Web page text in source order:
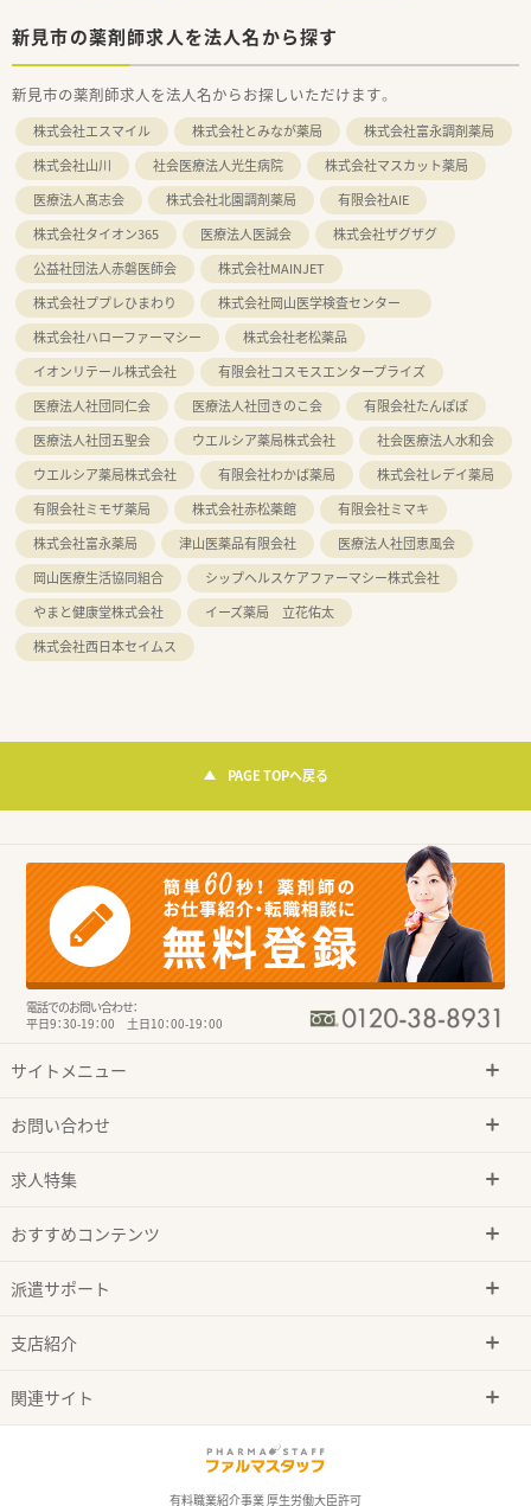
新見市の薬剤師求人を法人名から探す
新見市の薬剤師求人を法人名からお探しいただけます。
株式会社エスマイル 株式会社とみなが薬局
株式会社富永調剤薬局
株式会社山川
社会医療法人光生病院
株式会社マスカット薬局
医療法人髙志会
株式会社北園調剤薬局
有限会社AIE
株式会社タイオン365
医療法人医誠会
株式会社ザグザグ
公益社団法人赤磐医師会
株式会社MAINJET
株式会社ププレひまわり
株式会社岡山医学検査センター
株式会社ハローファーマシー
株式会社老松薬品
イオンリテール株式会社
有限会社コスモスエンタープライズ
医療法人社団同仁会
医療法人社団きのこ会
有限会社たんぽぽ
医療法人社団五聖会
ウエルシア薬局株式会社
社会医療法人水和会
ウエルシア薬局株式会社
有限会社わかば薬局
株式会社レデイ薬局
有限会社ミモザ薬局
株式会社赤松薬館
有限会社ミマキ
株式会社富永薬局
津山医薬品有限会社
医療法人社団恵風会
岡山医療生活協同組合
シップヘルスケアファーマシー株式会社
やまと健康堂株式会社
イーズ薬局 立花佑太
株式会社西日本セイムス
PAGE TOPへ戻る
電話でのお問い合わせ：
平日9：30-19：00 土日10：00-19：00
サイトメニュー
お問い合わせ
求人特集
おすすめコンテンツ
派遣サポート
支店紹介
関連サイト
有料職業紹介事業 厚生労働大臣許可